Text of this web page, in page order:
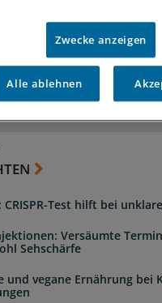
Jetzt anmelden »
Kostenlos
Test hilft bei
Versäumte
Sehschärfe
und vegane Ernährung bei
Zwecke anzeigen
Alle ablehnen